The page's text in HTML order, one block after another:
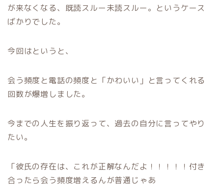
が来なくなる、既読スルー未読スルー。というケース
ばかりでした。
今回はというと、
会う頻度と電話の頻度と「かわいい」と言ってくれる
回数が爆増しました。
今までの人生を振り返って、過去の自分に言ってやり
たい。
「彼氏の存在は、これが正解なんだよ！！！！！付き
合ったら会う頻度増えるんが普通じゃあ